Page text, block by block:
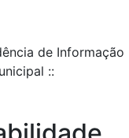
de Informação
::